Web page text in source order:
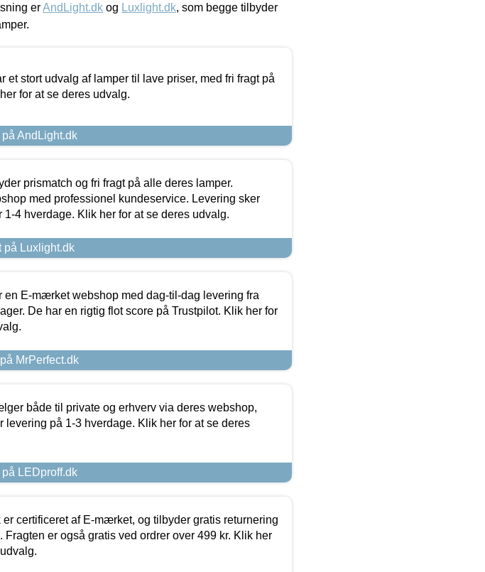
erAndLight.dk og Luxlight.dk, som begge tilbyder
et stort udvalg af lamper til lave priser, med fri fragt på
for at se deres udvalg.
AndLight.dk
prismatch og fri fragt på alle deres lamper.
med professionel kundeservice. Levering sker
1-4 hverdage. Klik her for at se deres udvalg.
på Luxlight.dk
en E-mærket webshop med dag-til-dag levering fra
De har en rigtig flot score på Trustpilot. Klik her for
MrPerfect.dk
både til private og erhverv via deres webshop,
levering på 1-3 hverdage. Klik her for at se deres
LEDproff.dk
er certificeret af E-mærket, og tilbyder gratis returnering
Fragten er også gratis ved ordrer over 499 kr. Klik her